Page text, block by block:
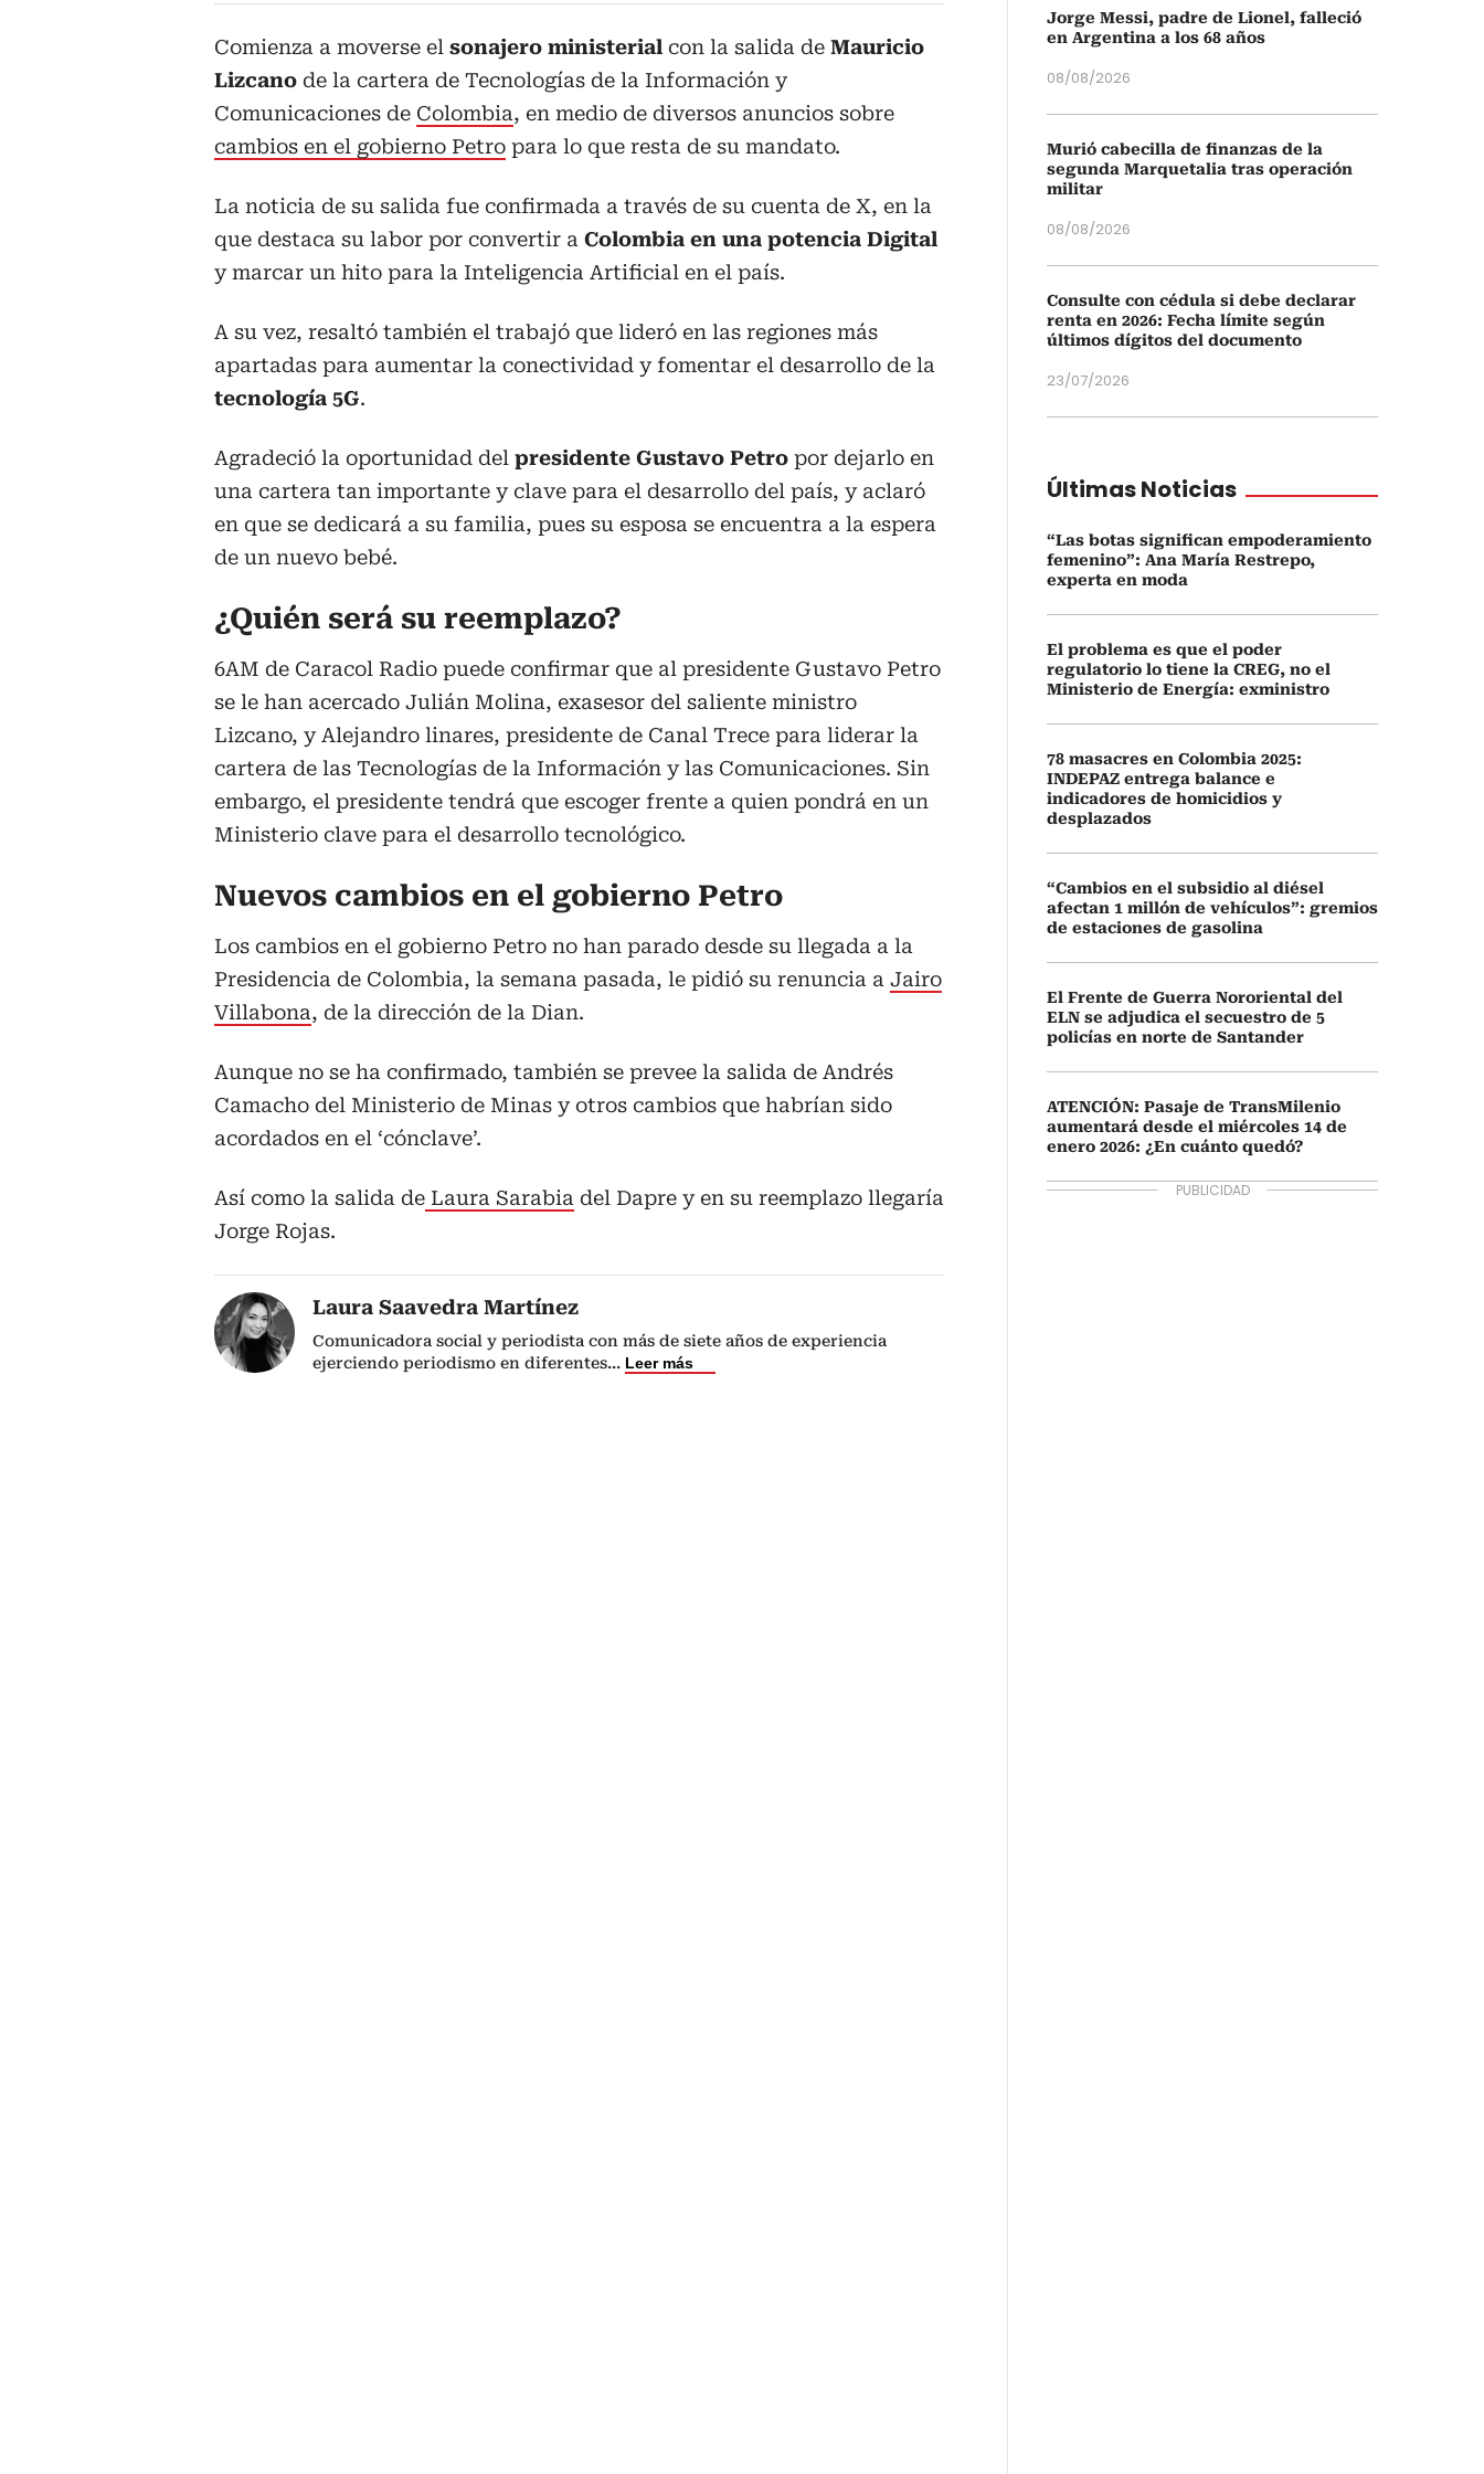
Comienza a moverse el sonajero ministerial con la salida de Mauricio
Lizcano de la cartera de Tecnologías de la Información y
Comunicaciones de Colombia, en medio de diversos anuncios sobre
cambios en el gobierno Petro para lo que resta de su mandato.
La noticia de su salida fue confirmada a través de su cuenta de X, en la
que destaca su labor por convertir a Colombia en una potencia Digital
y marcar un hito para la Inteligencia Artificial en el país.
A su vez, resaltó también el trabajó que lideró en las regiones más
apartadas para aumentar la conectividad y fomentar el desarrollo de la
tecnología 5G.
Agradeció la oportunidad del presidente Gustavo Petro por dejarlo en
una cartera tan importante y clave para el desarrollo del país, y aclaró
en que se dedicará a su familia, pues su esposa se encuentra a la espera
de un nuevo bebé.
¿Quién será su reemplazo?
6AM de Caracol Radio puede confirmar que al presidente Gustavo Petro
se le han acercado Julián Molina, exasesor del saliente ministro
Lizcano, y Alejandro linares, presidente de Canal Trece para liderar la
cartera de las Tecnologías de la Información y las Comunicaciones. Sin
embargo, el presidente tendrá que escoger frente a quien pondrá en un
Ministerio clave para el desarrollo tecnológico.
Nuevos cambios en el gobierno Petro
Los cambios en el gobierno Petro no han parado desde su llegada a la
Presidencia de Colombia, la semana pasada, le pidió su renuncia a Jairo
Villabona, de la dirección de la Dian.
Aunque no se ha confirmado, también se prevee la salida de Andrés
Camacho del Ministerio de Minas y otros cambios que habrían sido
acordados en el ‘cónclave’.
Así como la salida de Laura Sarabia del Dapre y en su reemplazo llegaría
Jorge Rojas.
Laura Saavedra Martínez
Comunicadora social y periodista con más de siete años de experiencia
ejerciendo periodismo en diferentes... Leer más
Jorge Messi, padre de Lionel, falleció
en Argentina a los 68 años
08/08/2026
Murió cabecilla de finanzas de la
segunda Marquetalia tras operación
militar
08/08/2026
Consulte con cédula si debe declarar
renta en 2026: Fecha límite según
últimos dígitos del documento
23/07/2026
Últimas Noticias
“Las botas significan empoderamiento
femenino”: Ana María Restrepo,
experta en moda
El problema es que el poder
regulatorio lo tiene la CREG, no el
Ministerio de Energía: exministro
78 masacres en Colombia 2025:
INDEPAZ entrega balance e
indicadores de homicidios y
desplazados
“Cambios en el subsidio al diésel
afectan 1 millón de vehículos”: gremios
de estaciones de gasolina
El Frente de Guerra Nororiental del
ELN se adjudica el secuestro de 5
policías en norte de Santander
ATENCIÓN: Pasaje de TransMilenio
aumentará desde el miércoles 14 de
enero 2026: ¿En cuánto quedó?